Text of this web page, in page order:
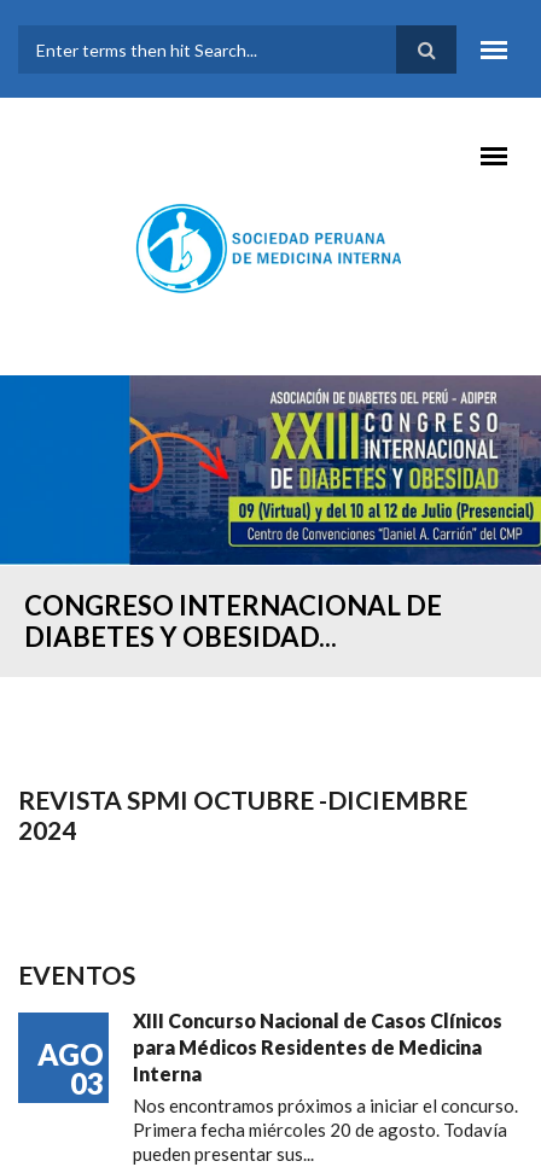
FORMULARIO DE
BÚSQUEDA
CONGRESO INTERNACIONAL DE
DIABETES Y OBESIDAD...
REVISTA SPMI OCTUBRE -DICIEMBRE
2024
EVENTOS
AGO
03
XIII Concurso Nacional de Casos Clínicos
para Médicos Residentes de Medicina
Interna
Nos encontramos próximos a iniciar el concurso.
Primera fecha miércoles 20 de agosto. Todavía
pueden presentar sus...